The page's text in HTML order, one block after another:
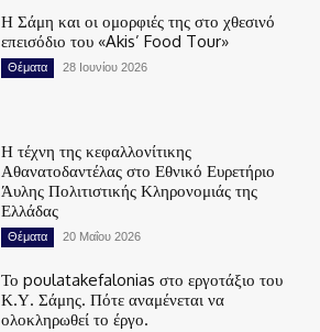
Η Σάμη και οι ομορφιές της στο χθεσινό
επεισόδιο του «Akis’ Food Tour»
Θέματα 28 Ιουνίου 2026
Η τέχνη της κεφαλλονίτικης
Αθανατοδαντέλας στο Εθνικό Ευρετήριο
Άυλης Πολιτιστικής Κληρονομιάς της
Ελλάδας
Θέματα 20 Μαΐου 2026
Το poulatakefalonias στο εργοτάξιο του
Κ.Υ. Σάμης. Πότε αναμένεται να
ολοκληρωθεί το έργο.